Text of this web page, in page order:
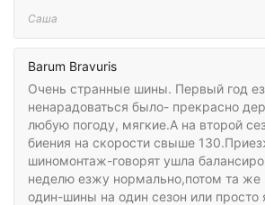
Саша
Barum Bravuris
Очень странные шины. Первый год
ненарадоваться было- прекрасно
любую погоду, мягкие.А на второй
биения на скорости свыше
шиномонтаж-говорят ушла
неделю езжу нормально,потом та же
один-шины на один сезон или просто